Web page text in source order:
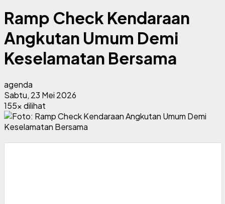
Ramp Check Kendaraan
Angkutan Umum Demi
Keselamatan Bersama
agenda
Sabtu, 23 Mei 2026
155x dilihat